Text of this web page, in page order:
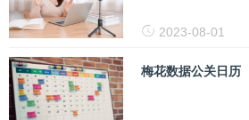
2023-08-01
梅花数据公关日历